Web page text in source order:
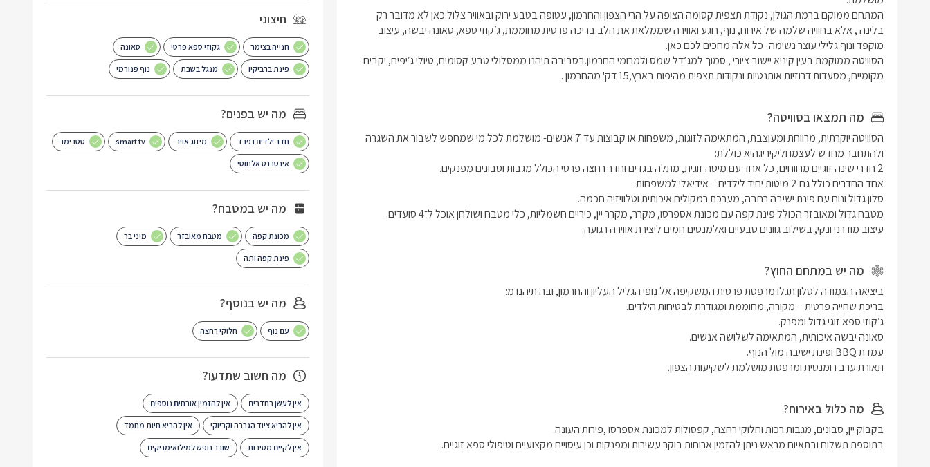
החורף הקרים תוכלו ליהנות מטבילה חמימה
באווירה רומנטית.
ביתית אמיתית, עם רהיטי עץ טבעי, גופי תאורה
מעוצבים ופרטים קטנים שעושים את כל ההבדל
מהשגרה וליהנות מחופשה רגועה, אינטימית
השימוש בסאונה בתיאום מול בעל המתחם
ובתשלום נוסף
מקומיים, מסעדות דרוזיות אותנטיות ונקודות תצפית מהיפות בארץ,15 דק' מהחרמון .
מה תמצאו בסוויטה?
עיצוב מודרני ונקי, בשילוב גוונים טבעיים ואלמנטים חמים ליצירת אווירה רגועה.
מה יש במתחם החוץ?
תאורת ערב רומנטית ומרפסת מושלמת לשקיעות הצפון.
מה כלול באירוח?
חיצוני
חנייה בצימר גקוזי ספא פרטי סאונה
פינת ברביקיו מנגל בשבת נוף פנורמי
מה יש בפנים?
חדר ילדים נפרד מיזוג אויר smart tv סטרימר
אינטרנט אלחוטי
מה יש במטבח?
מכונת קפה מטבח מאובזר מיני בר
פינת קפה ותה
מה יש בנוסף?
עם נוף חלוקי רחצה
מה חשוב שתדעו?
אין לעשן בחדרים אין להזמין אורחים נוספים
אין להביא ציוד הגברה וקריוקי אין להביא חיות מחמד
אין לקיים מסיבות שובר נופש למילואימניקים